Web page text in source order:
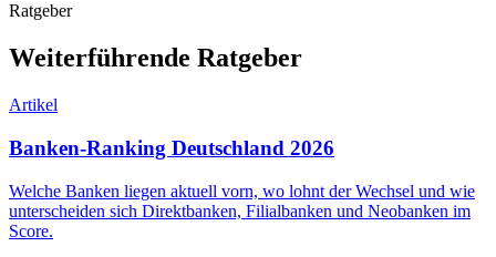
Ratgeber
Weiterführende Ratgeber
Artikel
Banken-Ranking Deutschland 2026
Welche Banken liegen aktuell vorn, wo lohnt der Wechsel und wie
unterscheiden sich Direktbanken, Filialbanken und Neobanken im
Score.